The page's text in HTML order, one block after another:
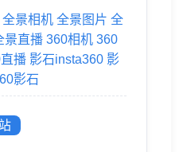
全景相机 全景图片 全
景直播 360相机 360
播 影石insta360 影
影石